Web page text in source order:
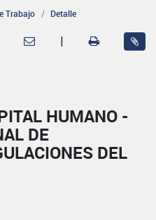
Trabajo Detalle
|
HUMANO -
DE
DEL